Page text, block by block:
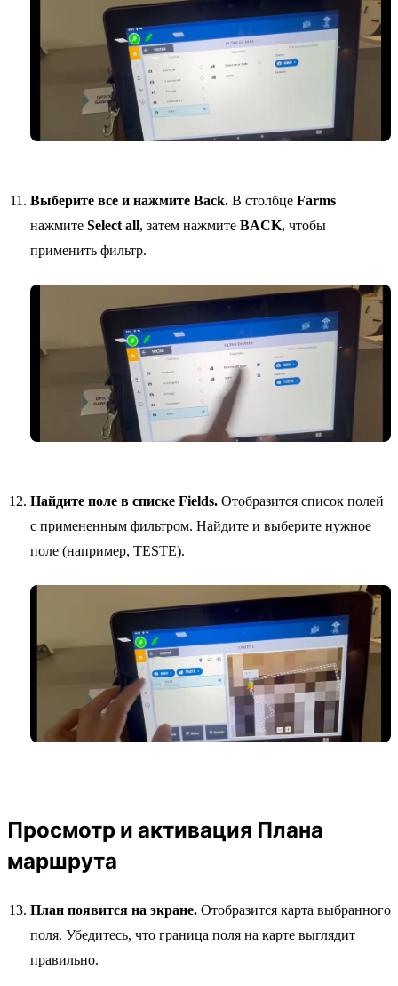
Выберите все и нажмите Back. В столбце Farms
нажмите Select all, затем нажмите BACK, чтобы
применить фильтр.
Найдите поле в списке Fields. Отобразится список полей
с примененным фильтром. Найдите и выберите нужное
поле (например, TESTE).
Просмотр и активация Плана
маршрута
План появится на экране. Отобразится карта выбранного
поля. Убедитесь, что граница поля на карте выглядит
правильно.